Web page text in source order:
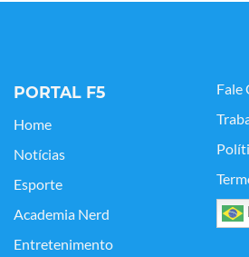
PORTAL F5
Home
Notícias
Esporte
Academia Nerd
Entretenimento
Fale